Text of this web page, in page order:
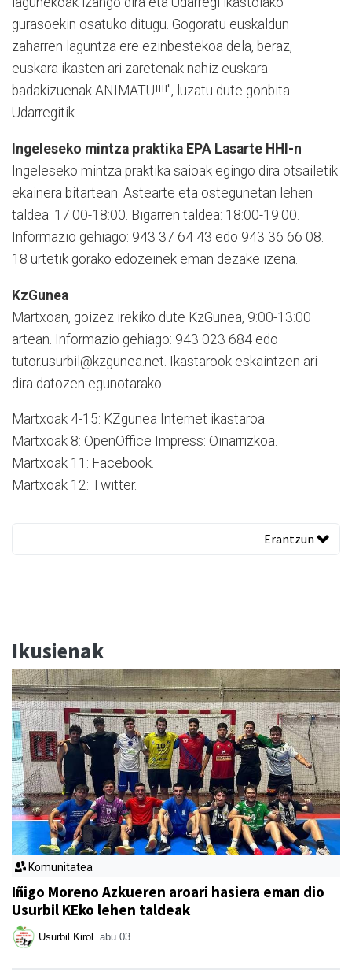
gurasoekin osatuko ditugu. Gogoratu euskaldun
zaharren laguntza ere ezinbestekoa dela, beraz,
euskara ikasten ari zaretenak nahiz euskara
badakizuenak ANIMATU!!!!", luzatu dute gonbita
Udarregitik.
Ingeleseko mintza praktika EPA Lasarte HHI-n
Ingeleseko mintza praktika saioak egingo dira otsailetik
ekainera bitartean. Astearte eta ostegunetan lehen
taldea: 17:00-18:00. Bigarren taldea: 18:00-19:00.
Informazio gehiago: 943 37 64 43 edo 943 36 66 08.
18 urtetik gorako edozeinek eman dezake izena.
KzGunea
Martxoan, goizez irekiko dute KzGunea, 9:00-13:00
artean. Informazio gehiago: 943 023 684 edo
tutor.usurbil@kzgunea.net. Ikastarook eskaintzen ari
dira datozen egunotarako:
Martxoak 4-15: KZgunea Internet ikastaroa.
Martxoak 8: OpenOffice Impress: Oinarrizkoa.
Martxoak 11: Facebook.
Martxoak 12: Twitter.
Erantzun
Ikusienak
Komunitatea
Iñigo Moreno Azkueren aroari hasiera eman dio
Usurbil KEko lehen taldeak
Usurbil Kirol abu 03